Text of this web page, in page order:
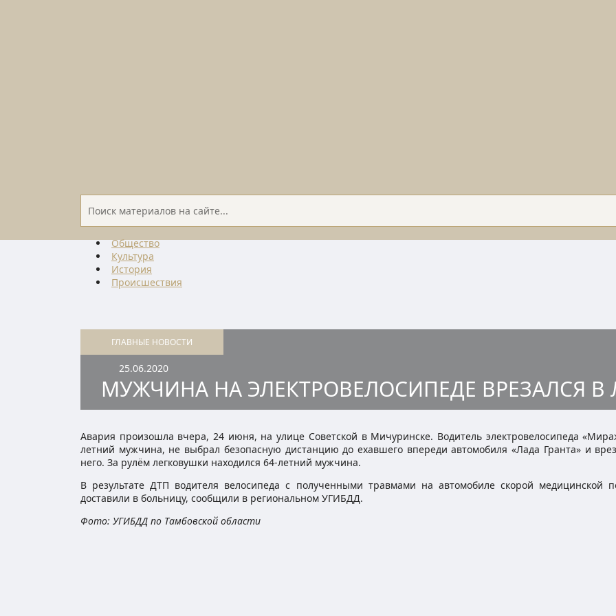
Общество
Культура
История
Проиcшествия
ГЛАВНЫЕ НОВОСТИ
25.06.2020
МУЖЧИНА НА ЭЛЕКТРОВЕЛОСИПЕДЕ ВРЕЗАЛСЯ В
Авария произошла вчера, 24 июня, на улице Советской в Мичуринске. Водитель электровелосипеда
летний мужчина, не выбрал безопасную дистанцию до ехавшего впереди автомобиля «Лада Гранта» и
него. За рулём легковушки находился 64-летний мужчина.
В результате ДТП водителя велосипеда с полученными травмами на автомобиле скорой медицинской
доставили в больницу, сообщили в региональном УГИБДД.
Фото: УГИБДД по Тамбовской области